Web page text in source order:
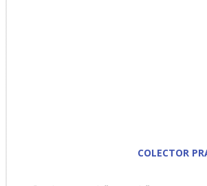
COLECTOR